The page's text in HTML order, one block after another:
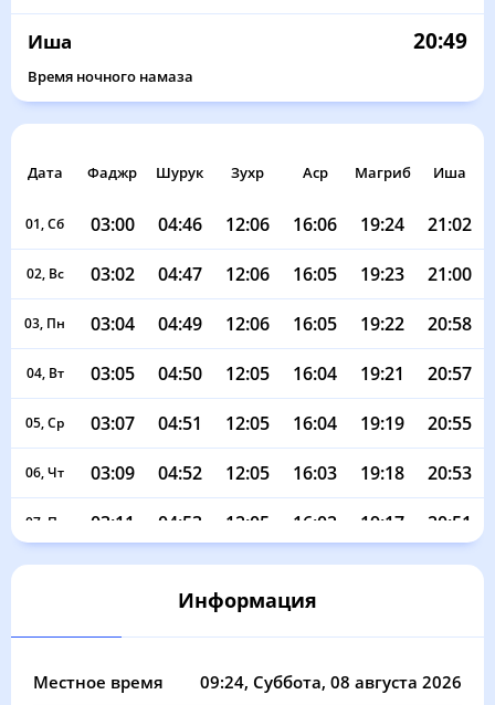
Иша 20:49
Время ночного намаза
Дата Фаджр Шурук Зухр Аср Магриб Иша
01, Сб 03:00 04:46 12:06 16:06 19:24 21:02
02, Вс 03:02 04:47 12:06 16:05 19:23 21:00
03, Пн 03:04 04:49 12:06 16:05 19:22 20:58
04, Вт 03:05 04:50 12:05 16:04 19:21 20:57
05, Ср 03:07 04:51 12:05 16:04 19:19 20:55
06, Чт 03:09 04:52 12:05 16:03 19:18 20:53
07, Пт 03:11 04:53 12:05 16:02 19:17 20:51
03:12 04:54 12:05 16:02 19:15 20:49
04:56 12:05 16:01 20:45
Информация
Местное время 09:24, Суббота, 08 августа 2026